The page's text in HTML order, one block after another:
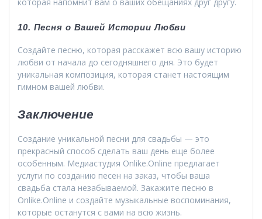
10. Песня о Вашей Истории Любви
Создайте песню, которая расскажет всю вашу историю
любви от начала до сегодняшнего дня. Это будет
уникальная композиция, которая станет настоящим
гимном вашей любви.
Заключение
Создание уникальной песни для свадьбы — это
прекрасный способ сделать ваш день еще более
особенным. Медиастудия Onlike.Online предлагает
услуги по созданию песен на заказ, чтобы ваша
свадьба стала незабываемой. Закажите песню в
Onlike.Online и создайте музыкальные воспоминания,
которые останутся с вами на всю жизнь.